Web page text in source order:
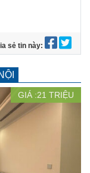
sẻ tin này:
GIÁ :21 TRIỆU